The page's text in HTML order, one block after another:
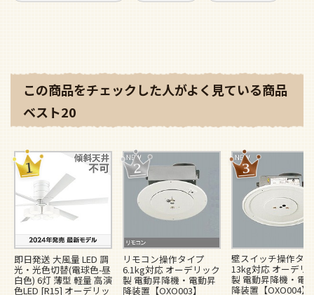
この商品をチェックした人がよく見ている商品
ベスト20
即日発送 大風量 LED 調
光・光色切替(電球色-昼
白色) 6灯 薄型 軽量 高演
色LED [R15] オーデリッ
リモコン操作タイプ
6.1kg対応 オーデリック
製 電動昇降機・電動昇
降装置【OXO003】
壁スイッチ操作タ
13kg対応 オーデリ
製 電動昇降機・電
降装置【OXO004】